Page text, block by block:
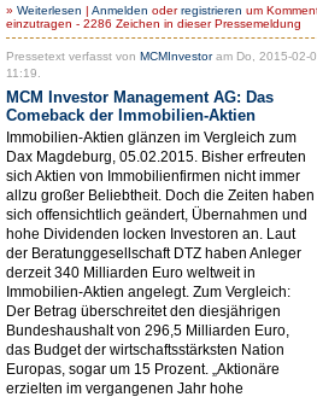
» Weiterlesen | Anmelden oderregistrieren um
einzutragen - 2286 Zeichen in dieser Pressemeldung
Pressetext verfasst von MCMInvestoram Do, 2015-02-
11:19.
MCM Investor Management AG: Das
Comeback der Immobilien-Aktien
Immobilien-Aktien glänzen im Vergleich zum
Dax Magdeburg, 05.02.2015. Bisher erfreuten
sich Aktien von Immobilienfirmen nicht immer
allzu großer Beliebtheit. Doch die Zeiten haben
sich offensichtlich geändert, Übernahmen und
hohe Dividenden locken Investoren an. Laut
der Beratunggesellschaft DTZ haben Anleger
derzeit 340 Milliarden Euro weltweit in
Immobilien-Aktien angelegt. Zum Vergleich:
Der Betrag überschreitet den diesjährigen
Bundeshaushalt von 296,5 Milliarden Euro,
das Budget der wirtschaftsstärksten Nation
Europas, sogar um 15 Prozent. „Aktionäre
erzielten im vergangenen Jahr hohe